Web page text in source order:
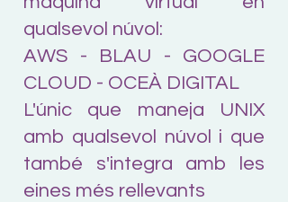
qualsevol núvol:
AWS - BLAU - GOOGLE
CLOUD - OCEÀ DIGITAL
L'únic que maneja UNIX
amb qualsevol núvol i que
també s'integra amb les
eines més rellevants